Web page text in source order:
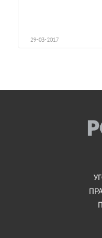
29-03-2017